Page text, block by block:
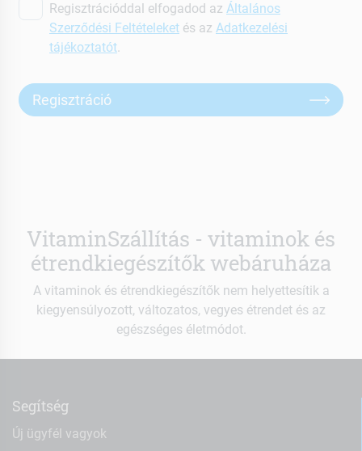
Regisztrációddal elfogadod az Általános
Szerződési Feltételeket és az Adatkezelési
tájékoztatót.
Regisztráció
VitaminSzállítás - vitaminok és
étrendkiegészítők webáruháza
A vitaminok és étrendkiegészítők nem helyettesítik a
kiegyensúlyozott, változatos, vegyes étrendet és az
egészséges életmódot.
Segítség
Új ügyfél vagyok